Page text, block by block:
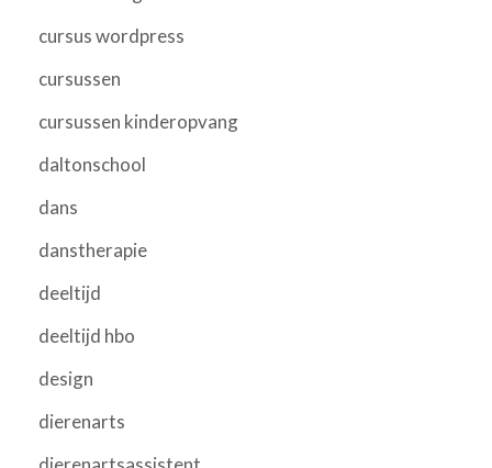
cursus wordpress
cursussen
cursussen kinderopvang
daltonschool
dans
danstherapie
deeltijd
deeltijd hbo
design
dierenarts